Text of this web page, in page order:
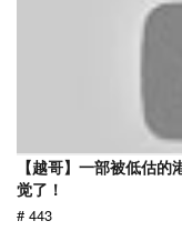
【越哥】一部被低估
觉了！
# 443